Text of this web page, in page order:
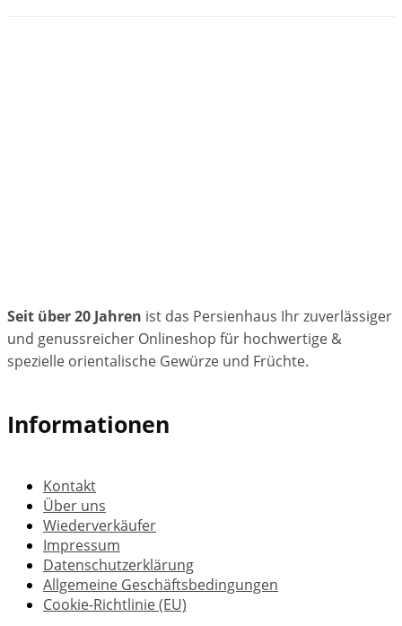
Seit über 20 Jahren ist das Persienhaus Ihr zuverlässiger
und genussreicher Onlineshop für hochwertige &
spezielle orientalische Gewürze und Früchte.
Informationen
Kontakt
Über uns
Wiederverkäufer
Impressum
Datenschutzerklärung
Allgemeine Geschäftsbedingungen
Cookie-Richtlinie (EU)